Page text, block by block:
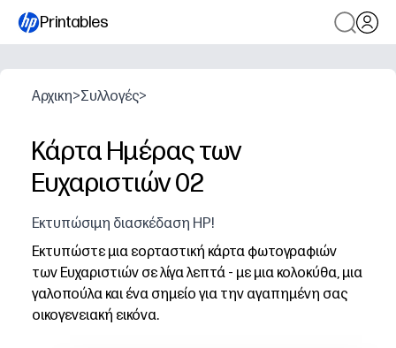
Printables
Αρχικη>Συλλογές>
Κάρτα Ημέρας των
Ευχαριστιών 02
Εκτυπώσιμη διασκέδαση HP!
Εκτυπώστε μια εορταστική κάρτα φωτογραφιών
των Ευχαριστιών σε λίγα λεπτά - με μια κολοκύθα, μια
γαλοπούλα και ένα σημείο για την αγαπημένη σας
οικογενειακή εικόνα.